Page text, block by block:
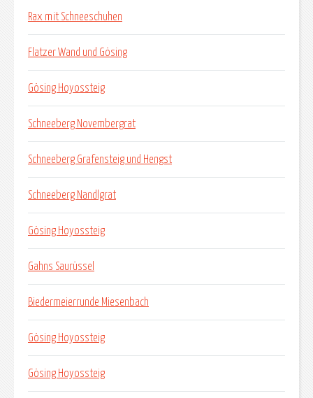
Rax mit Schneeschuhen
Flatzer Wand und Gösing
Gösing Hoyossteig
Schneeberg Novembergrat
Schneeberg Grafensteig und Hengst
Schneeberg Nandlgrat
Gösing Hoyossteig
Gahns Saurüssel
Biedermeierrunde Miesenbach
Gösing Hoyossteig
Gösing Hoyossteig